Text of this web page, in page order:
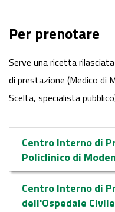
Per prenotare
Serve una ricetta
di prestazione (Medico di
Scelta, specialista
Centro Interno di
Policlinico di
Centro Interno di
dell'Ospedale